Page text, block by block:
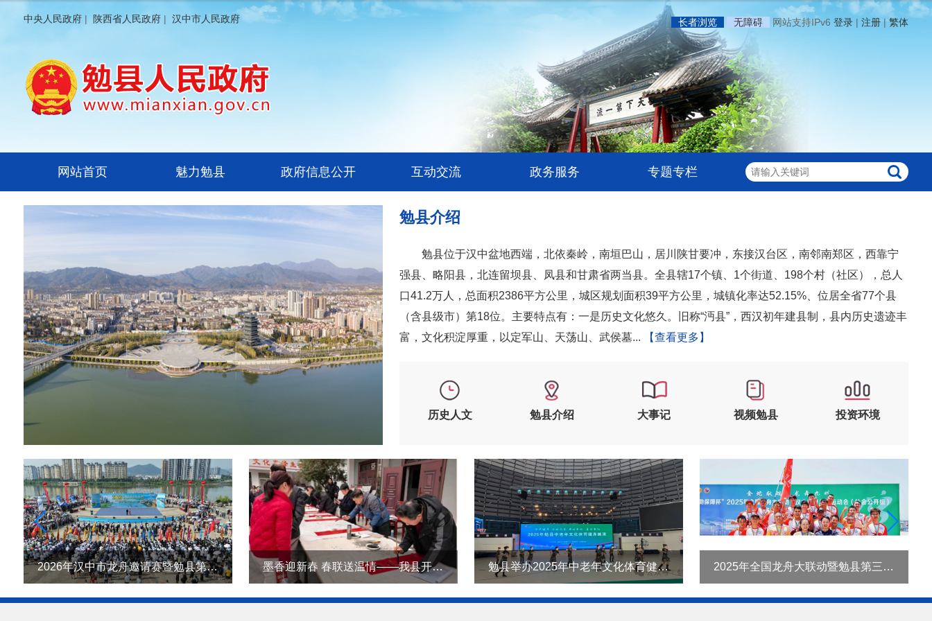
中央人民政府 | 陕西省人民政府 | 汉中市人民政府 长者浏览 无障碍 网站支持IPv6 登录 | 注册|繁体
网站首页 魅力勉县 政府信息公开 互动交流 政务服务 专题专栏
勉县介绍
勉县位于汉中盆地西端，北依秦岭，南垣巴山，居川陕甘要冲，东接汉台区，南邻南郑区，西靠宁
强县、略阳县，北连留坝县、凤县和甘肃省两当县。全县辖17个镇、1个街道、198个村（社区），总人
口41.2万人，总面积2386平方公里，城区规划面积39平方公里，城镇化率达52.15%、位居全省77个县
（含县级市）第18位。主要特点有：一是历史文化悠久。旧称“沔县”，西汉初年建县制，县内历史遗迹丰
富，文化积淀厚重，以定军山、天荡山、武侯墓...
【查看更多】
历史人文 勉县介绍 大事记 视频勉县 投资环境
2026年汉中市龙舟邀请赛暨勉县第四届汉江龙舟赛激情启幕 墨香迎新春 春联送温情——我县开展新春送春联活动 勉县举办2025年中老年文化体育健身展演活动 2025年全国龙舟大联动暨勉县第三届龙舟大赛圆满闭幕